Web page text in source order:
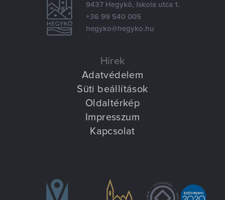
9437 Hegykő, Iskola utca 1.
+36 99 540 005
hegyko@hegyko.hu
Hírek
Adatvédelem
Süti beállítások
Oldaltérkép
Impresszum
Kapcsolat